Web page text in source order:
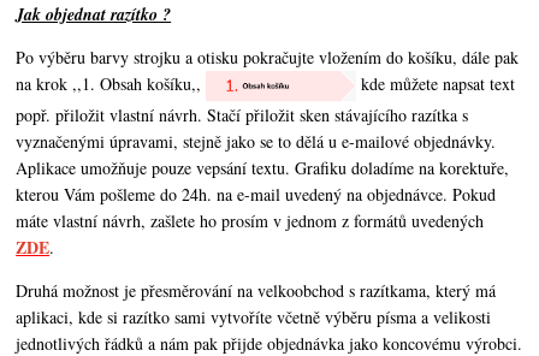
Jak objednat razítko ?
Po výběru barvy strojku a otisku pokračujte vložením do košíku, dále pak
na krok ,,1. Obsah košíku,,
kde můžete napsat text
popř. přiložit vlastní návrh. Stačí přiložit sken stávajícího razítka s
vyznačenými úpravami, stejně jako se to dělá u e-mailové objednávky.
Aplikace umožňuje pouze vepsání textu. Grafiku doladíme na korektuře,
kterou Vám pošleme do 24h. na e-mail uvedený na objednávce. Pokud
máte vlastní návrh,zašlete ho prosím v jednom z formátů uvedených
ZDE.
Druhá možnost je přesměrování na velkoobchod s razítkama, který má
aplikaci, kde si razítko sami vytvoříte včetně výběru písma a velikosti
jednotlivých řádků a nám pak přijde objednávka jako koncovému výrobci.